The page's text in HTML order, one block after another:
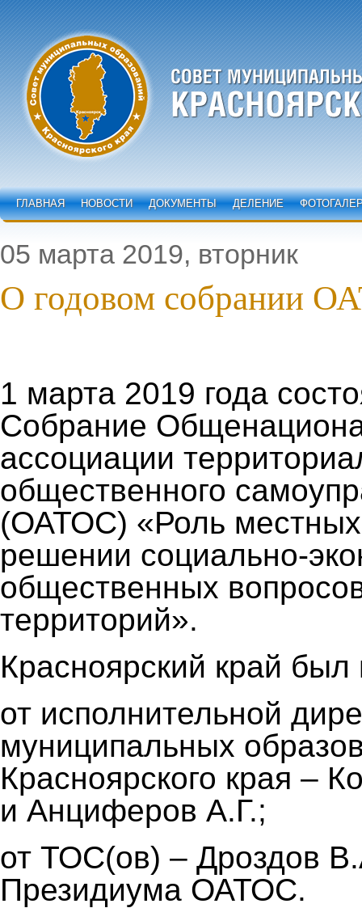
ГЛАВНАЯ НОВОСТИ ДОКУМЕНТЫ ДЕЛЕНИЕ
05 марта 2019, вторник
О годовом собрании
1 марта 2019 года
Собрание
ассоциации
общественного
(ОАТОС) «Роль
решении социально-
общественных
территорий».
Красноярский край был
от исполнительной
муниципальных
Красноярского края –
и Анциферов А.Г.;
от ТОС(ов) – Дроздов
Президиума ОАТОС.